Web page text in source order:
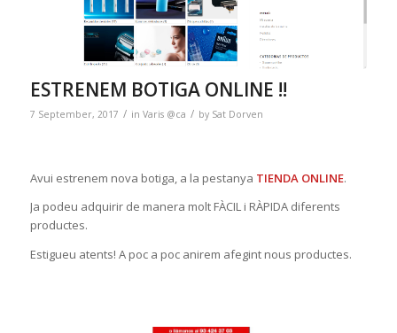
ESTRENEM BOTIGA ONLINE !!
7 September, 2017 / in Varis @ca / by Sat Dorven
Avui estrenem nova botiga, a la pestanya TIENDA ONLINE.
Ja podeu adquirir de manera molt FÀCIL i RÀPIDA diferents
productes.
Estigueu atents! A poc a poc anirem afegint nous productes.